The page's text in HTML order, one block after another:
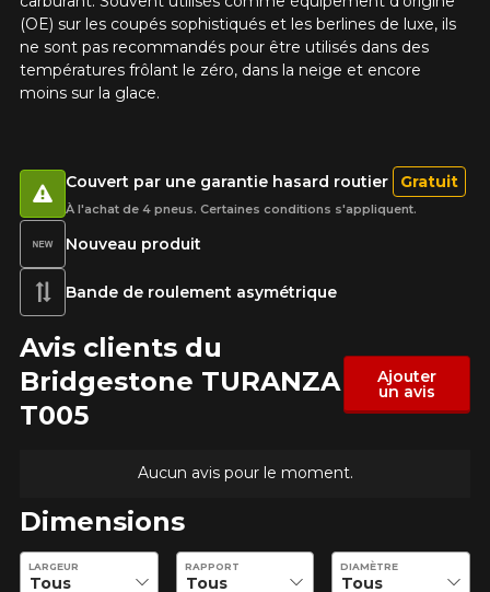
(OE) sur les coupés sophistiqués et les berlines de luxe, ils
ne sont pas recommandés pour être utilisés dans des
températures frôlant le zéro, dans la neige et encore
moins sur la glace.
Nouveau produit
Bande de roulement asymétrique
Couvert par une garantie hasard routier Gratuit
À l'achat de 4 pneus. Certaines conditions s'appliquent.
Avis clients du
Bridgestone TURANZA
T005
Ajouter
un avis
Aucun avis pour le moment.
Dimensions
Entrez les dimensions souhaitées pour vérifier la disponibilité
LARGEUR RAPPORT DIAMÈTRE
AJOUTER UN AVIS
Votre avis concernant le
TURANZA T005